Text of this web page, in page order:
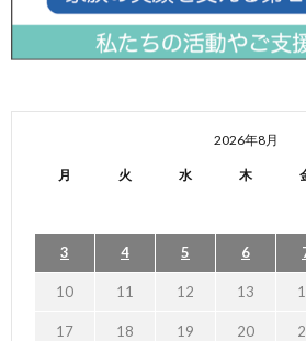
2026年8月
月 火 水 木
3 4 5 6
10 11 12 13
17 18 19 20